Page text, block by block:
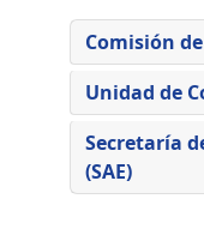
Comisión
Unidad de
Secretaría
(SAE)